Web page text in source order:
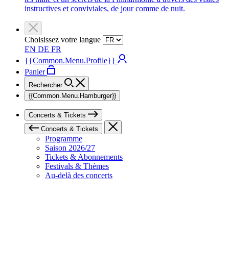
instructives et conviviales, de jour comme de nuit.
Choisissez votre langue
EN DE FR
{{Common.Menu.Profile}}
Panier
Rechercher
{{Common.Menu.Hamburger}}
Concerts & Tickets
Concerts & Tickets
Programme
Saison 2026/27
Tickets & Abonnements
Festivals & Thèmes
Au-delà des concerts